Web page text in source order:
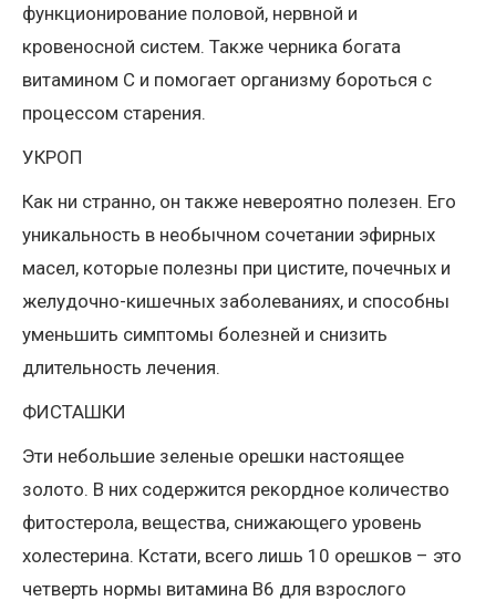
функционирование половой, нервной и
кровеносной систем. Также черника богата
витамином С и помогает организму бороться с
процессом старения.
УКРОП
Как ни странно, он также невероятно полезен. Его
уникальность в необычном сочетании эфирных
масел, которые полезны при цистите, почечных и
желудочно-кишечных заболеваниях, и способны
уменьшить симптомы болезней и снизить
длительность лечения.
ФИСТАШКИ
Эти небольшие зеленые орешки настоящее
золото. В них содержится рекордное количество
фитостерола, вещества, снижающего уровень
холестерина. Кстати, всего лишь 10 орешков – это
четверть нормы витамина В6 для взрослого